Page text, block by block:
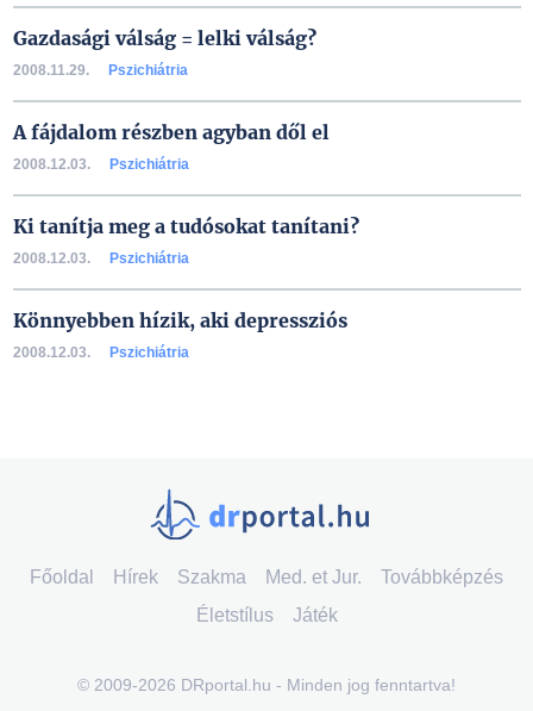
Gazdasági válság = lelki válság?
2008.11.29. Pszichiátria
A fájdalom részben agyban dől el
2008.12.03. Pszichiátria
Ki tanítja meg a tudósokat tanítani?
2008.12.03. Pszichiátria
Könnyebben hízik, aki depressziós
2008.12.03. Pszichiátria
Főoldal Hírek Szakma Med. et Jur.
Továbbképzés
Életstílus
Játék
© 2009-2026 DRportal.hu - Minden jog fenntartva!